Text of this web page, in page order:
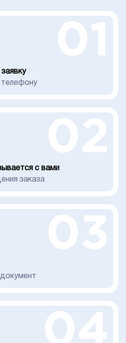
телефону
с вами
заказа